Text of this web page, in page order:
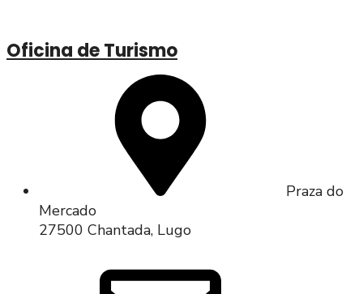
Oficina de Turismo
Praza do
Mercado
27500 Chantada, Lugo